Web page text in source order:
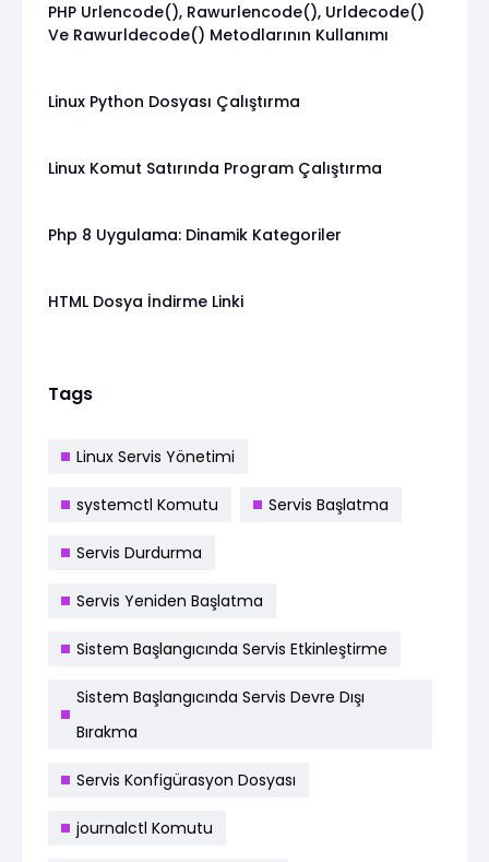
PHP Urlencode(), Rawurlencode(), Urldecode()
Ve Rawurldecode() Metodlarının Kullanımı
Linux Python Dosyası Çalıştırma
Linux Komut Satırında Program Çalıştırma
Php 8 Uygulama: Dinamik Kategoriler
HTML Dosya İndirme Linki
Tags
Linux Servis Yönetimi
systemctl Komutu Servis Başlatma
Servis Durdurma
Servis Yeniden Başlatma
Sistem Başlangıcında Servis Etkinleştirme
Sistem Başlangıcında Servis Devre Dışı
Bırakma
Servis Konfigürasyon Dosyası
journalctl Komutu